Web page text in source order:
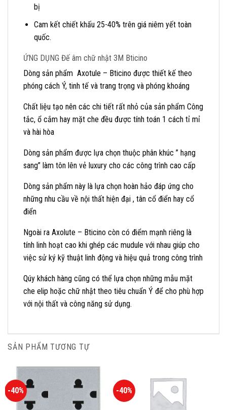
bị
Cam kết chiết khấu 25-40% trên giá niêm yết toàn
quốc.
ỨNG DỤNG Đế âm chữ nhật 3M Bticino
Dòng sản phẩm Axotule – Bticino được thiết kế theo
phóng cách Ý, tinh tế và trang trọng và phóng khoáng
Chất liệu tạo nên các chi tiết rất nhỏ của sản phẩm Công
tắc, ổ cắm hay mặt che đều được tính toán 1 cách tỉ mỉ
và hài hòa
Dòng sản phẩm được lựa chọn thuộc phân khúc ” hạng
sang” làm tôn lên vẻ luxury cho các công trình cao cấp
Dòng sản phẩm này là lựa chọn hoàn hảo đáp ứng cho
những nhu cầu về nội thất hiện đại , tân cổ điển hay cổ
điển
Ngoài ra Axolute – Bticino còn có điểm mạnh riêng là
tính linh hoạt cao khi ghép các mudule với nhau giúp cho
việc sử ký kỹ thuật linh động và hiệu quả trong công trình
Qúy khách hàng cũng có thể lựa chọn những mẫu mặt
che elip hoặc chữ nhật theo tiêu chuẩn Ý để cho phù hợp
với nội thất và công năng sử dụng.
SẢN PHẨM TƯƠNG TỰ
-40% -40%